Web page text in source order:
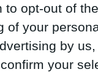
to opt-out of
of your
by
your